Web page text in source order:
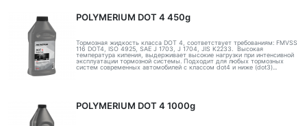
POLYMERIUM DOT 4 450g
Тормозная жидкость класса DOT 4, соответствует требованиям: FMVSS
116 DOT4, ISO 4925, SAE J 1703, J 1704, JIS K2233. Высокая
температура кипения, выдерживает высокие нагрузки при интенсивной
эксплуатации тормозной системы. Подходит для любых тормозных
систем современных автомобилей с классом dot4 и ниже (dot3)...
POLYMERIUM DOT 4 1000g